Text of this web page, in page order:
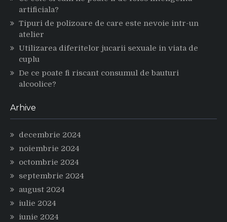
artificiala?
Tipuri de polizoare de care este nevoie intr-un
atelier
Utilizarea diferitelor jucarii sexuale in viata de
cuplu
De ce poate fi riscant consumul de bauturi
alcoolice?
Arhive
decembrie 2024
noiembrie 2024
octombrie 2024
septembrie 2024
august 2024
iulie 2024
iunie 2024